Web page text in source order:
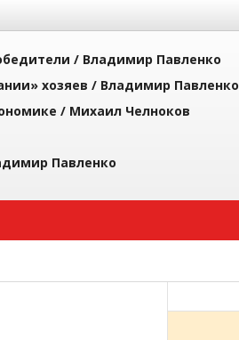
/ Владимир Павленко
хозяев / Владимир Павленко
/ Михаил Челноков
Павленко